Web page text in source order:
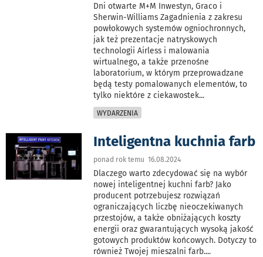
Dni otwarte M+M Inwestyn, Graco i
Sherwin-Williams Zagadnienia z zakresu
powłokowych systemów ogniochronnych,
jak też prezentacje natryskowych
technologii Airless i malowania
wirtualnego, a także przenośne
laboratorium, w którym przeprowadzane
będą testy pomalowanych elementów, to
tylko niektóre z ciekawostek...
WYDARZENIA
Inteligentna kuchnia farb
ponad rok temu 16.08.2024
Dlaczego warto zdecydować się na wybór
nowej inteligentnej kuchni farb? Jako
producent potrzebujesz rozwiązań
ograniczających liczbę nieoczekiwanych
przestojów, a także obniżających koszty
energii oraz gwarantujących wysoką jakość
gotowych produktów końcowych. Dotyczy to
również Twojej mieszalni farb....